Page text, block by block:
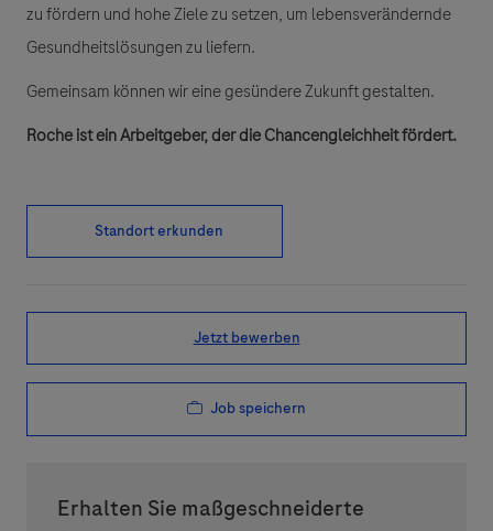
zu fördern und hohe Ziele zu setzen, um lebensverändernde
Gesundheitslösungen zu liefern.
Gemeinsam können wir eine gesündere Zukunft gestalten.
Roche ist ein Arbeitgeber, der die Chancengleichheit fördert.
Standort erkunden
Jetzt bewerben
Job speichern
Erhalten Sie maßgeschneiderte